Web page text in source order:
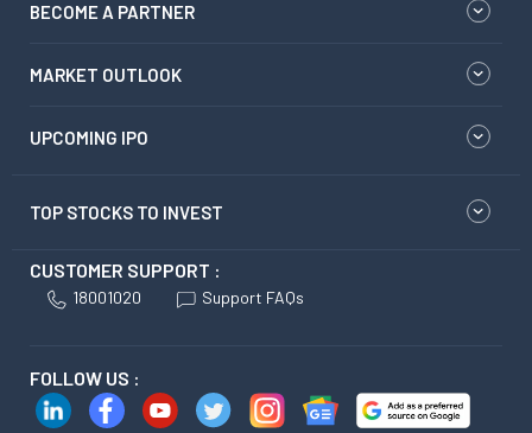
BECOME A PARTNER
MARKET OUTLOOK
UPCOMING IPO
TOP STOCKS TO INVEST
CUSTOMER SUPPORT :
18001020 Support FAQs
FOLLOW US :